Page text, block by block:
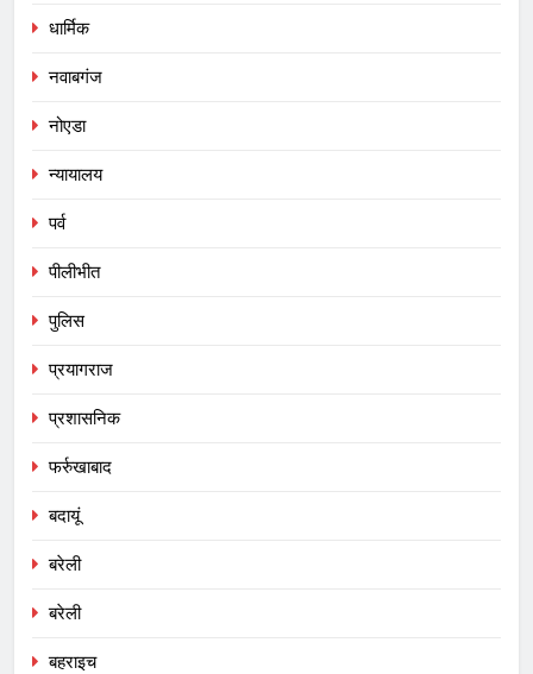
धार्मिक
नवाबगंज
नोएडा
न्यायालय
पर्व
पीलीभीत
पुलिस
प्रयागराज
प्रशासनिक
फर्रुखाबाद
बदायूं
बरेली
बरेली
बहराइच